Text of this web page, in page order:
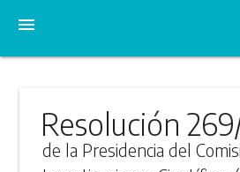
menu
Resolución
de la Presidencia del